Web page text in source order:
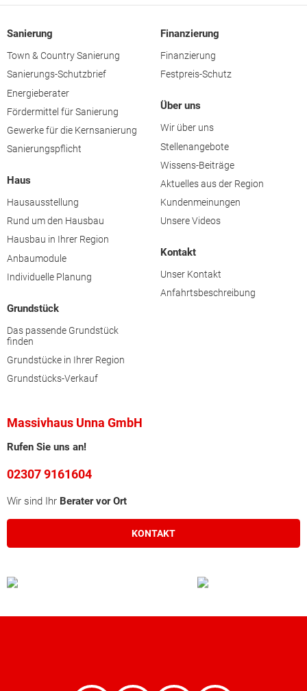
Sanierung
Town & Country Sanierung
Sanierungs-Schutzbrief
Energieberater
Fördermittel für Sanierung
Gewerke für die Kernsanierung
Sanierungspflicht
Haus
Hausausstellung
Rund um den Hausbau
Hausbau in Ihrer Region
Anbaumodule
Individuelle Planung
Grundstück
Das passende Grundstück
finden
Grundstücke in Ihrer Region
Grundstücks-Verkauf
Finanzierung
Finanzierung
Festpreis-Schutz
Über uns
Wir über uns
Stellenangebote
Wissens-Beiträge
Aktuelles aus der Region
Kundenmeinungen
Unsere Videos
Kontakt
Unser Kontakt
Anfahrtsbeschreibung
Massivhaus Unna GmbH
Rufen Sie uns an!
02307 9161604
Wir sind Ihr Berater vor Ort
KONTAKT